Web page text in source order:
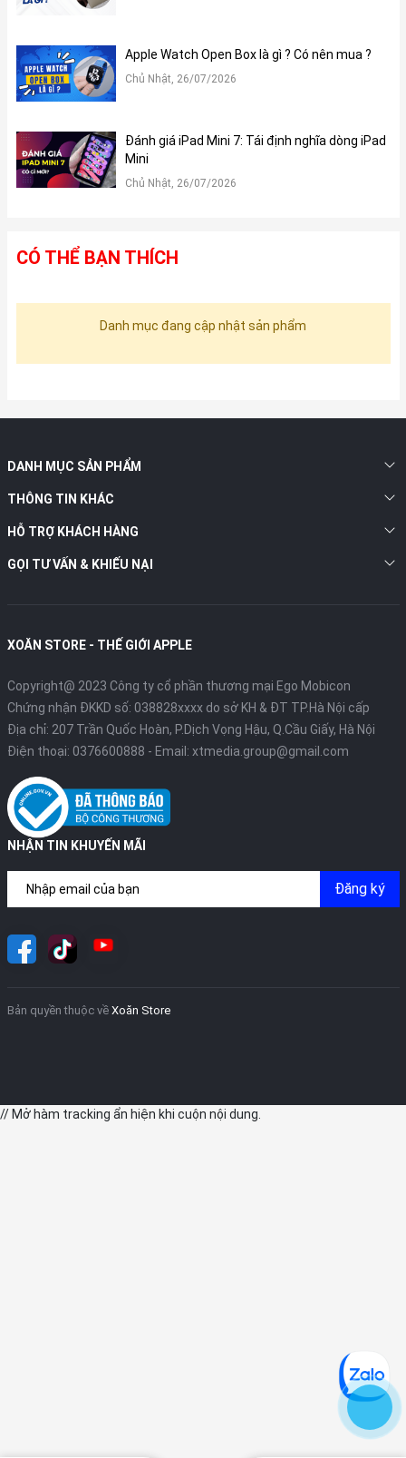
Apple Watch Open Box là gì ? Có nên mua ?
Chủ Nhật, 26/07/2026
Đánh giá iPad Mini 7: Tái định nghĩa dòng iPad
Mini
Chủ Nhật, 26/07/2026
CÓ THỂ BẠN THÍCH
Danh mục đang cập nhật sản phẩm
DANH MỤC SẢN PHẨM
THÔNG TIN KHÁC
HỖ TRỢ KHÁCH HÀNG
GỌI TƯ VẤN & KHIẾU NẠI
XOĂN STORE - THẾ GIỚI APPLE
Copyright@ 2023 Công ty cổ phần thương mại Ego Mobicon
Chứng nhận ĐKKD số: 038828xxxx do sở KH & ĐT TP.Hà Nội cấp
Địa chỉ: 207 Trần Quốc Hoàn, P.Dịch Vọng Hậu, Q.Cầu Giấy, Hà Nội
Điện thoại: 0376600888 - Email: xtmedia.group@gmail.com
NHẬN TIN KHUYẾN MÃI
Đăng ký
Bản quyền thuộc về Xoăn Store
// Mở hàm tracking ẩn hiện khi cuộn nội dung.